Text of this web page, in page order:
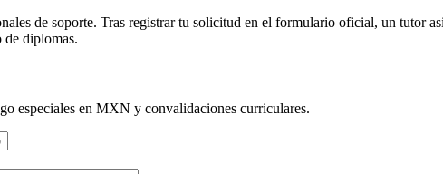
de soporte. Tras registrar tu solicitud en el formulario oficial, un tutor
diplomas.
especiales en MXN y convalidaciones curriculares.